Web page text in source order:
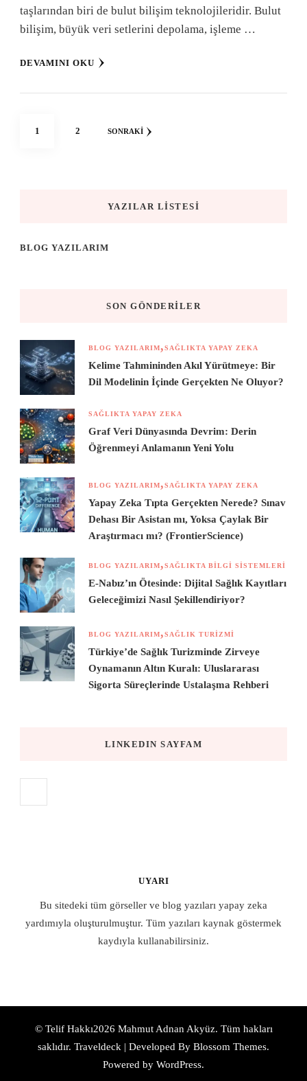
taşlarından biri de bulut bilişim teknolojileridir. Bulut
bilişim, büyük veri setlerini depolama, işleme …
DEVAMINI OKU
YazıSAYFA
1 SAYFA
2 SONRAKI
YAZILAR LISTESI
BLOG YAZILARIM
SON GÖNDERILER
BLOG YAZILARIM SAĞLIKTA YAPAY ZEKA
Kelime Tahmininden Akıl Yürütmeye: Bir
Dil Modelinin İçinde Gerçekten Ne Oluyor?
SAĞLIKTA YAPAY ZEKA
Graf Veri Dünyasında Devrim: Derin
Öğrenmeyi Anlamanın Yeni Yolu
BLOG YAZILARIM SAĞLIKTA YAPAY ZEKA
Yapay Zeka Tıpta Gerçekten Nerede? Sınav
Dehası Bir Asistan mı, Yoksa Çaylak Bir
Araştırmacı mı? (FrontierScience)
BLOG YAZILARIM SAĞLIKTA BILGI SISTEMLERI
E-Nabız’ın Ötesinde: Dijital Sağlık Kayıtları
Geleceğimizi Nasıl Şekillendiriyor?
BLOG YAZILARIM SAĞLIK TURIZMI
Türkiye’de Sağlık Turizminde Zirveye
Oynamanın Altın Kuralı: Uluslararası
Sigorta Süreçlerinde Ustalaşma Rehberi
LINKEDIN SAYFAM
UYARI
Bu sitedeki tüm görseller ve blog yazıları yapay zeka
yardımıyla oluşturulmuştur. Tüm yazıları kaynak göstermek
kaydıyla kullanabilirsiniz.
© Telif Hakkı2026 Mahmut Adnan Akyüz. Tüm hakları
saklıdır. Traveldeck | Developed By Blossom Themes.
Powered by WordPress.